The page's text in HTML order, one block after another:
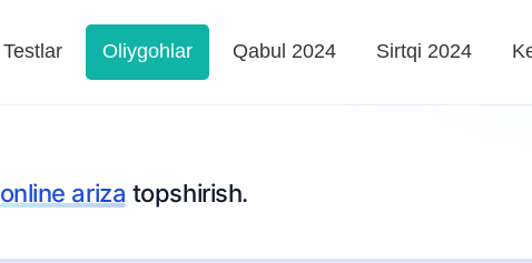
Testlar Oliygohlar Qabul 2024 Sirtqi 2024
online ariza topshirish.